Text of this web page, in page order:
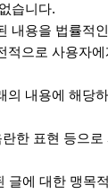
습니다.
내용을 법률적
적으로 사용자
의 내용에 해당
한 표현 등으
글에 대한 맹목